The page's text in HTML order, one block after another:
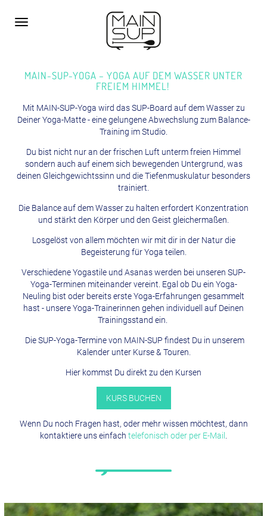
Toggle
MAIN-SUP-YOGA – YOGA AUF DEM WASSER UNTER
FREIEM HIMMEL!
Mit MAIN-SUP-Yoga wird das SUP-Board auf dem Wasser zu
Deiner Yoga-Matte - eine gelungene Abwechslung zum Balance-
Training im Studio.
Du bist nicht nur an der frischen Luft unterm freien Himmel
sondern auch auf einem sich bewegenden Untergrund, was
deinen Gleichgewichtssinn und die Tiefenmuskulatur besonders
trainiert.
Die Balance auf dem Wasser zu halten erfordert Konzentration
und stärkt den Körper und den Geist gleichermaßen.
Losgelöst von allem möchten wir mit dir in der Natur die
Begeisterung für Yoga teilen.
Verschiedene Yogastile und Asanas werden bei unseren SUP-
Yoga-Terminen miteinander vereint. Egal ob Du ein Yoga-
Neuling bist oder bereits erste Yoga-Erfahrungen gesammelt
hast - unsere Yoga-Trainerinnen gehen individuell auf Deinen
Trainingsstand ein.
Die SUP-Yoga-Termine von MAIN-SUP findest Du in unserem
Kalender unter Kurse & Touren.
Hier kommst Du direkt zu den Kursen
KURS BUCHEN
Wenn Du noch Fragen hast, oder mehr wissen möchtest, dann
kontaktiere uns einfach telefonisch oder per E-Mail